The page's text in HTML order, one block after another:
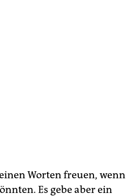
Worten freuen, wenn
Es gebe aber ein